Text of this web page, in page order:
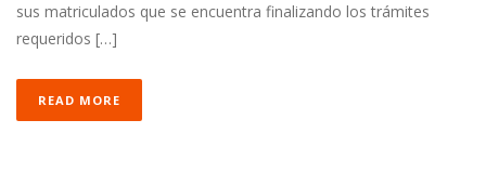
sus matriculados que se encuentra finalizando los trámites
requeridos […]
READ MORE